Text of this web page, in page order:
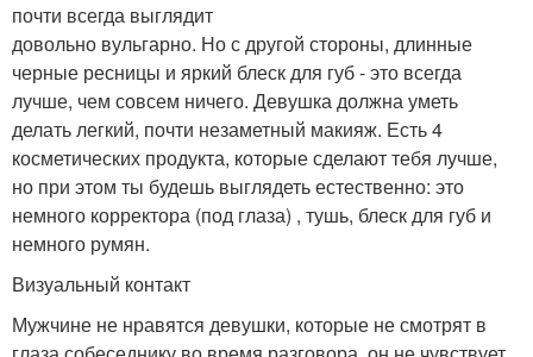
почти всегда выглядит
довольно вульгарно. Но с другой стороны, длинные
черные ресницы и яркий блеск для губ - это всегда
лучше, чем совсем ничего. Девушка должна уметь
делать легкий, почти незаметный макияж. Есть 4
косметических продукта, которые сделают тебя лучше,
но при этом ты будешь выглядеть естественно: это
немного корректора (под глаза) , тушь, блеск для губ и
немного румян.
Визуальный контакт
Мужчине не нравятся девушки, которые не смотрят в